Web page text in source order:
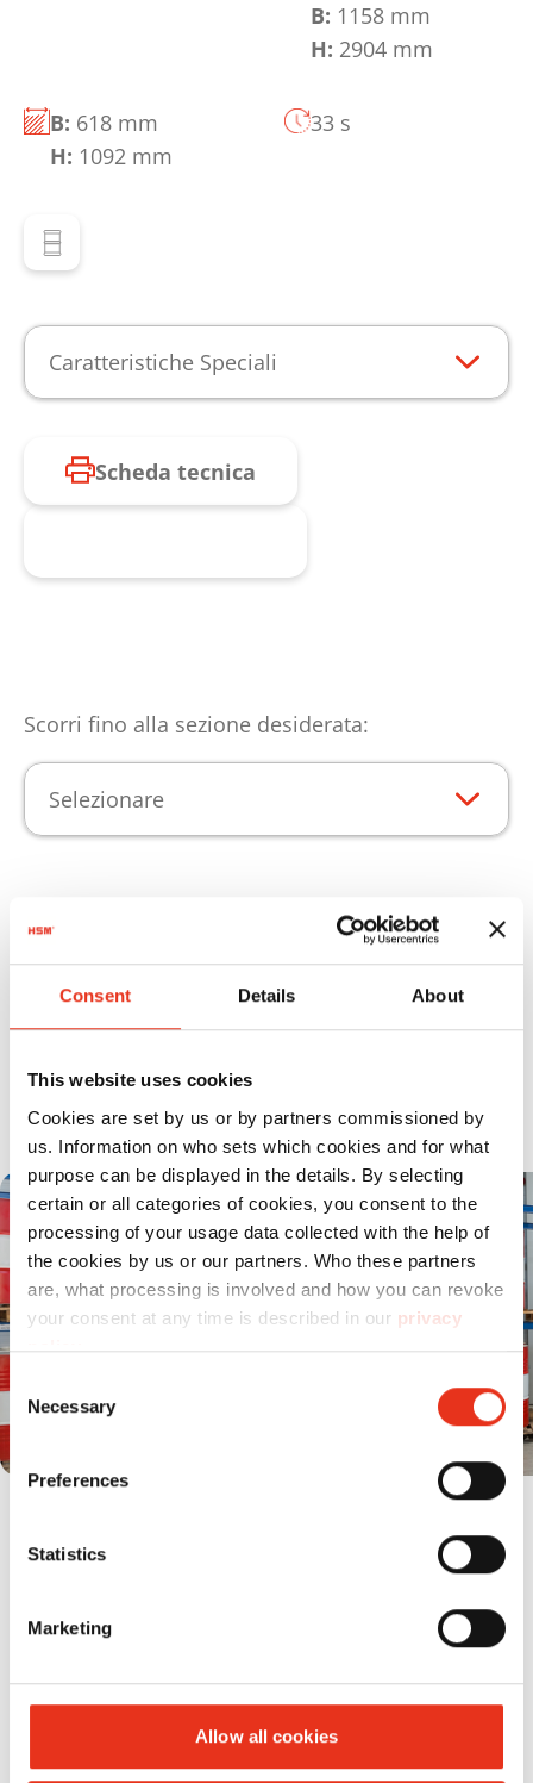
Consent Details About
This website uses cookies
Cookies are set by us or by partners commissioned by
us. Information on who sets which cookies and for what
purpose can be displayed in the details. By selecting
certain or all categories of cookies, you consent to the
processing of your usage data collected with the help of
the cookies by us or our partners. Who these partners
are, what processing is involved and how you can revoke
your consent at any time is described in our privacy
policy.
Selection
Necessary
Preferences
Statistics
Marketing
Allow all cookies
B: 1158 mm
H: 2904 mm
B: 618 mm
H: 1092 mm
33 s
Caratteristiche Speciali
Scheda tecnica
Scorri fino alla sezione desiderata:
Selezionare
Punti di forza del prodotto
Con una forza di compressione di 270 kN, il
modello HSM FP 3000 è ideale per la
compreso di tappo.
Dettagli tecnici